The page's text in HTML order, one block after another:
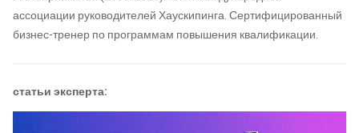
ассоциации руководителей Хаускипинга. Сертифицированный
бизнес-тренер по программам повышения квалификации.
статьи эксперта: